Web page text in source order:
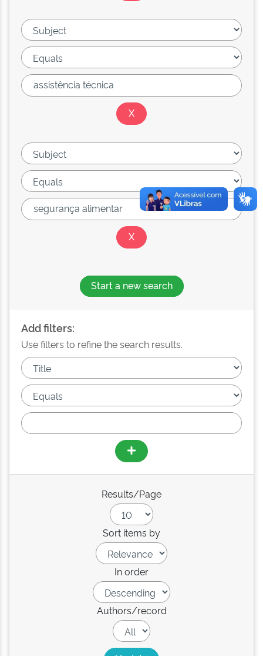
Start a new search
Add filters:
Use filters to refine the search results.
Results/Page
Sort items by
In order
Authors/record